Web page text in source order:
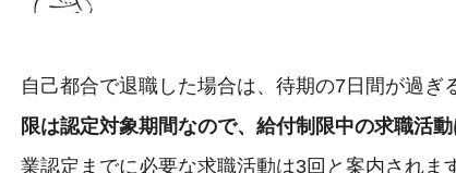
自己都合で退職した場合は、待期の7日間が過ぎ
限は認定対象期間なので、給付制限中の求職活動
業認定までに必要な求職活動は3回と案内されま